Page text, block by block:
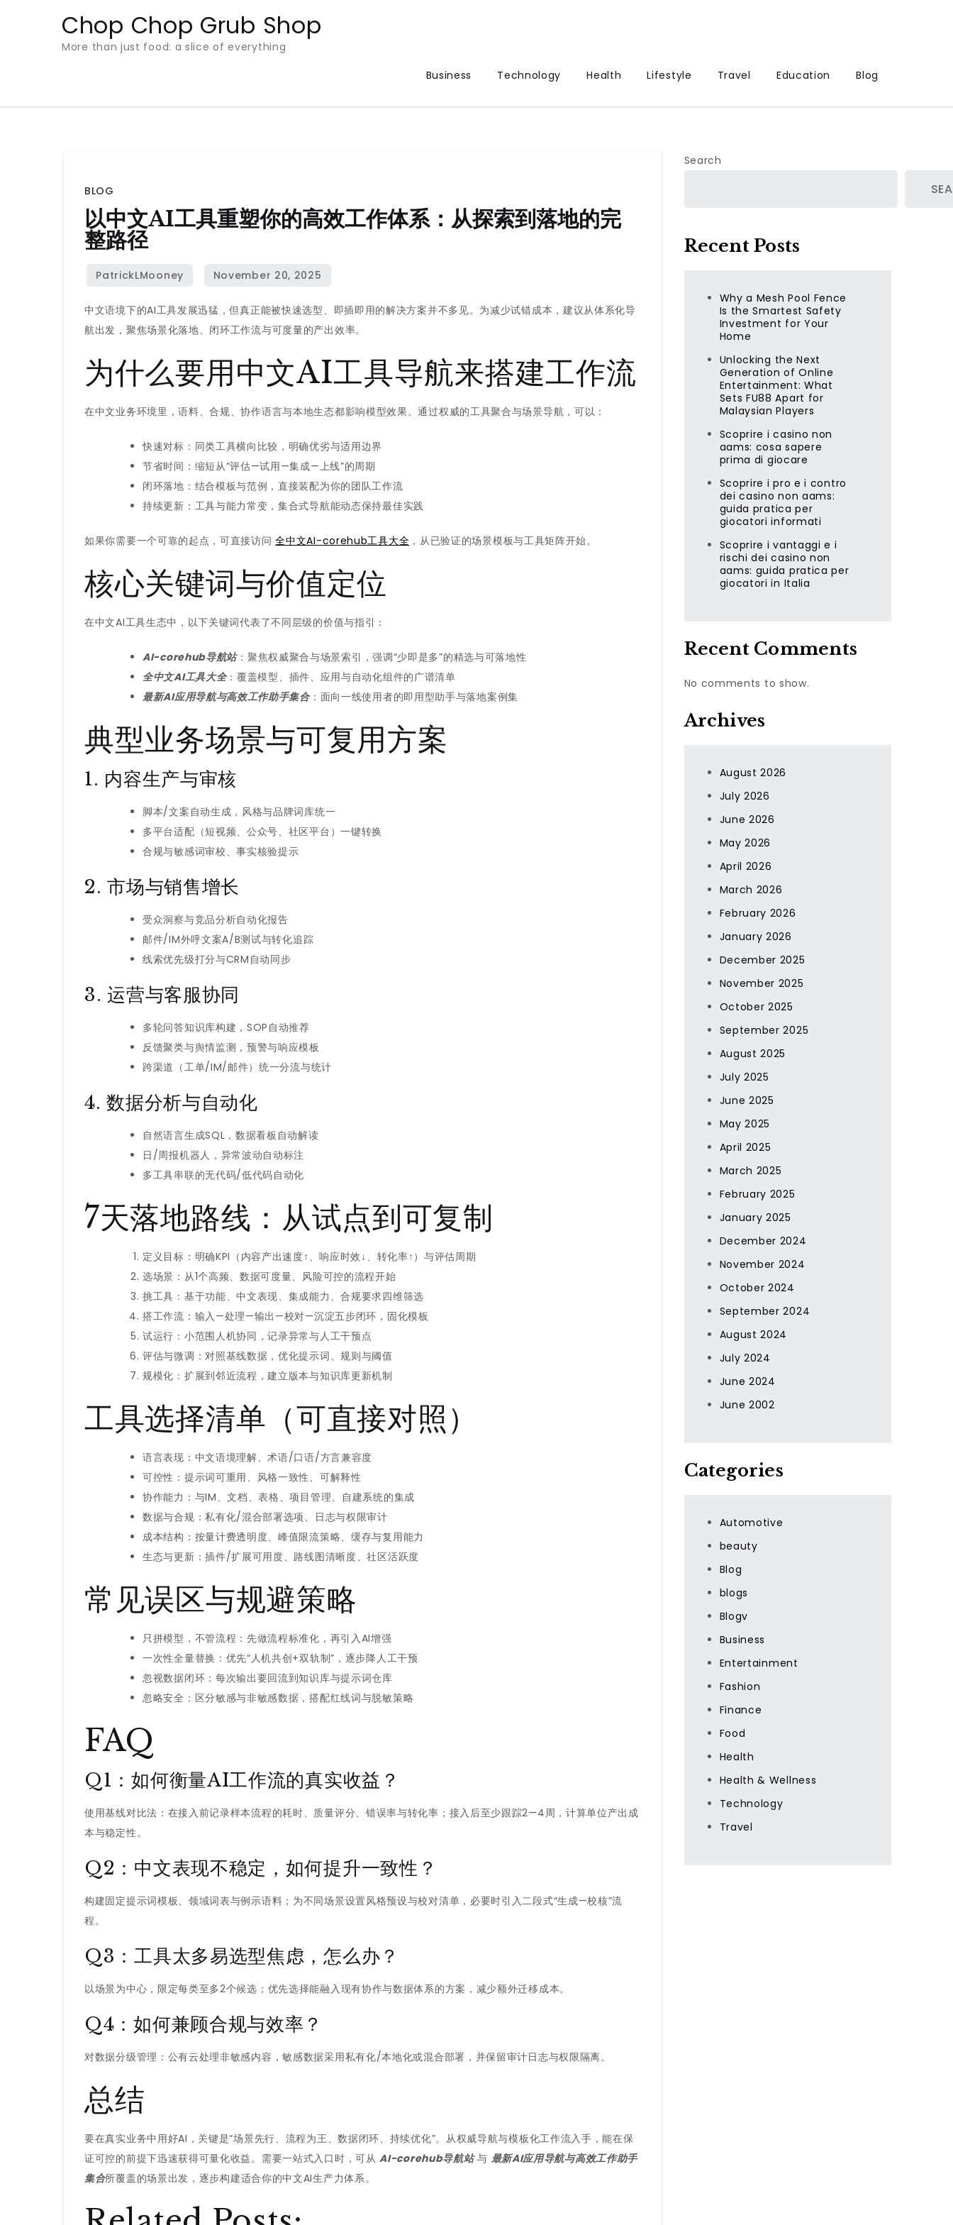
Chop Chop Grub Shop
More than just food: a slice of everything
Business
Technology Health Lifestyle Travel Education Blog
BLOG
以中文AI工具重塑你的高效工作体系：从探索到落地的完
整路径
中文语境下的AI工具发展迅猛，但真正能被快速选型、即插即用的解决方案并不多见。为减少试错成本，建议从体系化导
航出发，聚焦场景化落地、闭环工作流与可度量的产出效率。
为什么要用中文AI工具导航来搭建工作流
在中文业务环境里，语料、合规、协作语言与本地生态都影响模型效果。通过权威的工具聚合与场景导航，可以：
快速对标：同类工具横向比较，明确优劣与适用边界
节省时间：缩短从“评估—试用—集成—上线”的周期
闭环落地：结合模板与范例，直接装配为你的团队工作流
持续更新：工具与能力常变，集合式导航能动态保持最佳实践
如果你需要一个可靠的起点，可直接访问全中文AI-corehub工具大全 ，从已验证的场景模板与工具矩阵开始。
核心关键词与价值定位
在中文AI工具生态中，以下关键词代表了不同层级的价值与指引：
AI-corehub导航站：聚焦权威聚合与场景索引，强调“少即是多”的精选与可落地性
全中文AI工具大全：覆盖模型、插件、应用与自动化组件的广谱清单
最新AI应用导航与高效工作助手集合：面向一线使用者的即用型助手与落地案例集
典型业务场景与可复用方案
1. 内容生产与审核
脚本/文案自动生成，风格与品牌词库统一
多平台适配（短视频、公众号、社区平台）一键转换
合规与敏感词审校、事实核验提示
2. 市场与销售增长
受众洞察与竞品分析自动化报告
邮件/IM外呼文案A/B测试与转化追踪
线索优先级打分与CRM自动同步
3. 运营与客服协同
多轮问答知识库构建，SOP自动推荐
反馈聚类与舆情监测，预警与响应模板
跨渠道（工单/IM/邮件）统一分流与统计
4. 数据分析与自动化
自然语言生成SQL，数据看板自动解读
日/周报机器人，异常波动自动标注
多工具串联的无代码/低代码自动化
7天落地路线：从试点到可复制
定义目标：明确KPI（内容产出速度↑、响应时效↓、转化率↑）与评估周期
选场景：从1个高频、数据可度量、风险可控的流程开始
挑工具：基于功能、中文表现、集成能力、合规要求四维筛选
搭工作流：输入—处理—输出—校对—沉淀五步闭环，固化模板
试运行：小范围人机协同，记录异常与人工干预点
评估与微调：对照基线数据，优化提示词、规则与阈值
规模化：扩展到邻近流程，建立版本与知识库更新机制
工具选择清单（可直接对照）
语言表现：中文语境理解、术语/口语/方言兼容度
可控性：提示词可重用、风格一致性、可解释性
协作能力：与IM、文档、表格、项目管理、自建系统的集成
数据与合规：私有化/混合部署选项、日志与权限审计
成本结构：按量计费透明度、峰值限流策略、缓存与复用能力
生态与更新：插件/扩展可用度、路线图清晰度、社区活跃度
常见误区与规避策略
只拼模型，不管流程：先做流程标准化，再引入AI增强
一次性全量替换：优先“人机共创+双轨制”，逐步降人工干预
忽视数据闭环：每次输出要回流到知识库与提示词仓库
忽略安全：区分敏感与非敏感数据，搭配红线词与脱敏策略
FAQ
Q1：如何衡量AI工作流的真实收益？
使用基线对比法：在接入前记录样本流程的耗时、质量评分、错误率与转化率；接入后至少跟踪2—4周，计算单位产出成
本与稳定性。
Q2：中文表现不稳定，如何提升一致性？
构建固定提示词模板、领域词表与例示语料；为不同场景设置风格预设与校对清单，必要时引入二段式“生成—校核”流
程。
Q3：工具太多易选型焦虑，怎么办？
以场景为中心，限定每类至多2个候选；优先选择能融入现有协作与数据体系的方案，减少额外迁移成本。
Q4：如何兼顾合规与效率？
对数据分级管理：公有云处理非敏感内容，敏感数据采用私有化/本地化或混合部署，并保留审计日志与权限隔离。
总结
要在真实业务中用好AI，关键是“场景先行、流程为王、数据闭环、持续优化”。从权威导航与模板化工作流入手，能在保
证可控的前提下迅速获得可量化收益。需要一站式入口时，可从AI-corehub导航站与 最新AI应用导航与高效工作助手
集合所覆盖的场景出发，逐步构建适合你的中文AI生产力体系。
Search
Recent Posts
Why a Mesh Pool Fence
Is the Smartest Safety
Investment for Your
Home
Unlocking the Next
Generation of Online
Entertainment: What
Sets FU88 Apart for
Malaysian Players
Scoprire i casino non
aams: cosa sapere
prima di giocare
Scoprire i pro e i contro
dei casino non aams:
guida pratica per
giocatori informati
Scoprire i vantaggi e i
rischi dei casino non
aams: guida pratica per
giocatori in Italia
Recent Comments
No comments to show.
Archives
August 2026
July 2026
June 2026
May 2026
April 2026
March 2026
February 2026
January 2026
December 2025
November 2025
October 2025
September 2025
August 2025
July 2025
June 2025
May 2025
April 2025
March 2025
February 2025
January 2025
December 2024
November 2024
October 2024
September 2024
August 2024
July 2024
June 2024
June 2002
Categories
Automotive
beauty
Blog
blogs
Blogv
Business
Entertainment
Fashion
Finance
Food
Health
Health & Wellness
Technology
Travel